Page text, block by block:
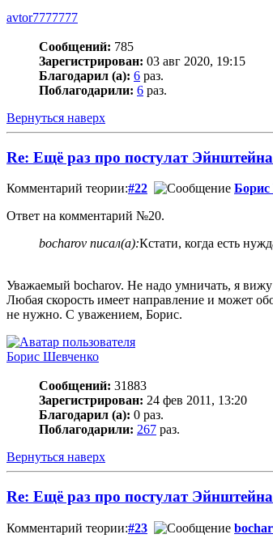
avtor7777777
Сообщений: 785
Зарегистрирован: 03 авг 2020, 19:15
Благодарил (а): 6 раз.
Поблагодарили: 6 раз.
Вернуться наверх
Re: Ещё раз про постулат Эйнштейна
Комментарий теории:#22
Ответ на комментарий №20.
bocharov писал(а):Кстати, когда есть
Уважаемый bocharov. Не надо умничать, я вижу
Любая скорость имеет направление и может
не нужно. С уважением, Борис.
Борис Шевченко
Сообщений: 31883
Зарегистрирован: 24 фев 2011, 13:20
Благодарил (а): 0 раз.
Поблагодарили: 267 раз.
Вернуться наверх
Re: Ещё раз про постулат Эйнштейна
Комментарий теории:#23